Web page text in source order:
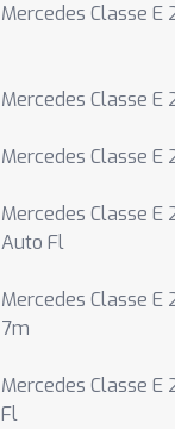
Mercedes Classe
Mercedes Classe E
Mercedes Classe E
Mercedes Classe E
Auto Fl
Mercedes Classe
7m
Mercedes Classe
Fl